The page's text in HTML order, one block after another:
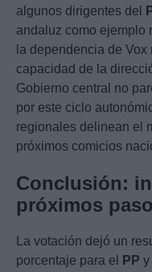
algunos dirigentes del
andaluz como ejemplo
la dependencia de
capacidad de la
Gobierno central no
por este ciclo
regionales delinean el
próximos comicios
Conclusión:
próximos
La votación dejó un
porcentaje para el
PP y